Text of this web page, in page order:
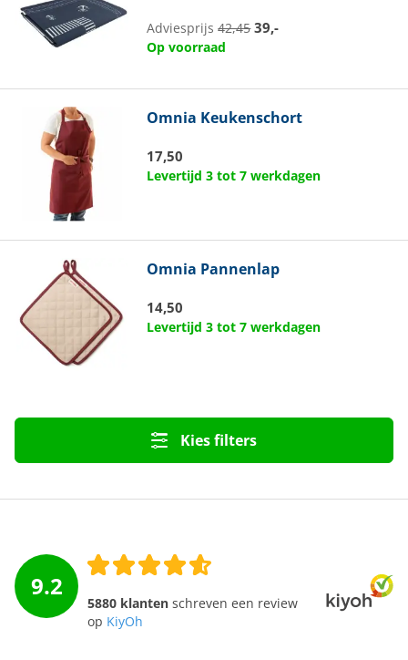
Adviesprijs42,45 39,-
Op voorraad
Omnia Keukenschort
17,50
Levertijd 3 tot 7 werkdagen
Omnia Pannenlap
14,50
Levertijd 3 tot 7 werkdagen
Kies filters
9.2
5880 klanten schreven een review
op KiyOh